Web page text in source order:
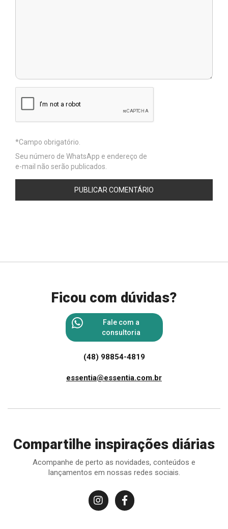
Seu número de WhatsApp e endereço de
e-mail não serão publicados.
Ficou com dúvidas?
Fale com a
consultoria
(48) 98854-4819
essentia@essentia.com.br
Compartilhe inspirações diárias
Acompanhe de perto as novidades, conteúdos e
lançamentos em nossas redes sociais.